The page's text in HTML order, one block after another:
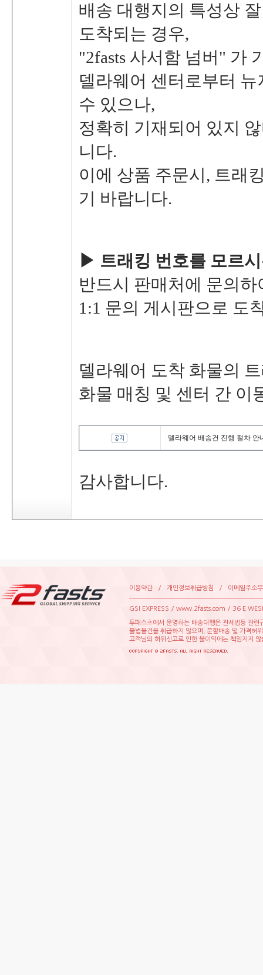
배송대행지의특성상
도착되는경우,
"2fasts사서함넘버"가
델라웨어센터로부터
수있으나,
정확히기재되어있지
니다.
이에상품주문시,트래
기바랍니다.
▶트래킹번호를모르
반드시판매처에문의
1:1문의게시판으로도
델라웨어도착화물의
화물매칭및센터간이
델라웨어배송건진행절차안
감사합니다.
이용약관/ 개인정보취급방침 / 이메일주소
GSIEXPRESS/www.2fasts.com/
투패스츠에서운영하는배송대행은관세법등관련
불법물건을취급하지않으며,분할배송및가격허
고객님의허위신고로인한불이익에는책임지지않